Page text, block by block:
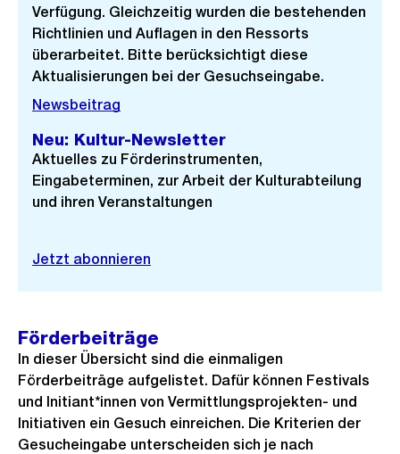
Verfügung. Gleichzeitig wurden die bestehenden
Richtlinien und Auflagen in den Ressorts
überarbeitet. Bitte berücksichtigt diese
Aktualisierungen bei der Gesuchseingabe.
Newsbeitrag
Neu: Kultur-Newsletter
Aktuelles zu Förderinstrumenten,
Eingabeterminen, zur Arbeit der Kulturabteilung
und ihren Veranstaltungen
Jetzt abonnieren
Förderbeiträge
In dieser Übersicht sind die einmaligen
Förderbeiträge aufgelistet. Dafür können Festivals
und Initiant*innen von Vermittlungsprojekten- und
Initiativen ein Gesuch einreichen. Die Kriterien der
Gesucheingabe unterscheiden sich je nach